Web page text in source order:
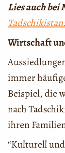
Lies auch bei
Wirtschaft
immer
Beispiel, die
nach
ihren
“Kulturell